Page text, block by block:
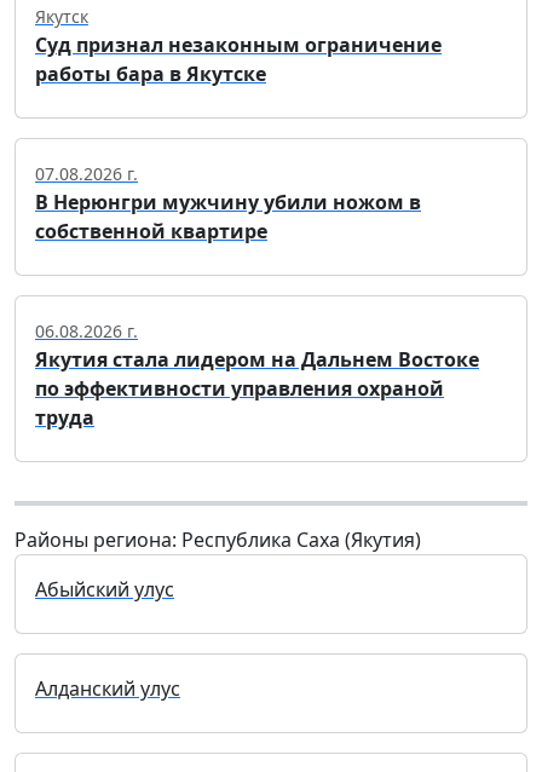
Якутск
Суд признал незаконным ограничение
работы бара в Якутске
07.08.2026 г.
В Нерюнгри мужчину убили ножом в
собственной квартире
06.08.2026 г.
Якутия стала лидером на Дальнем Востоке
по эффективности управления охраной
труда
Районы региона: Республика Саха (Якутия)
Абыйский улус
Алданский улус